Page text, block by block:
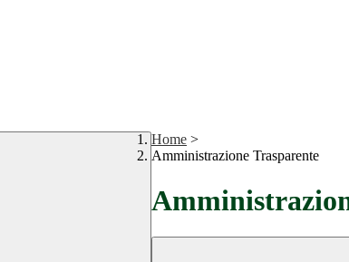
Home >
Amministrazione Trasparente